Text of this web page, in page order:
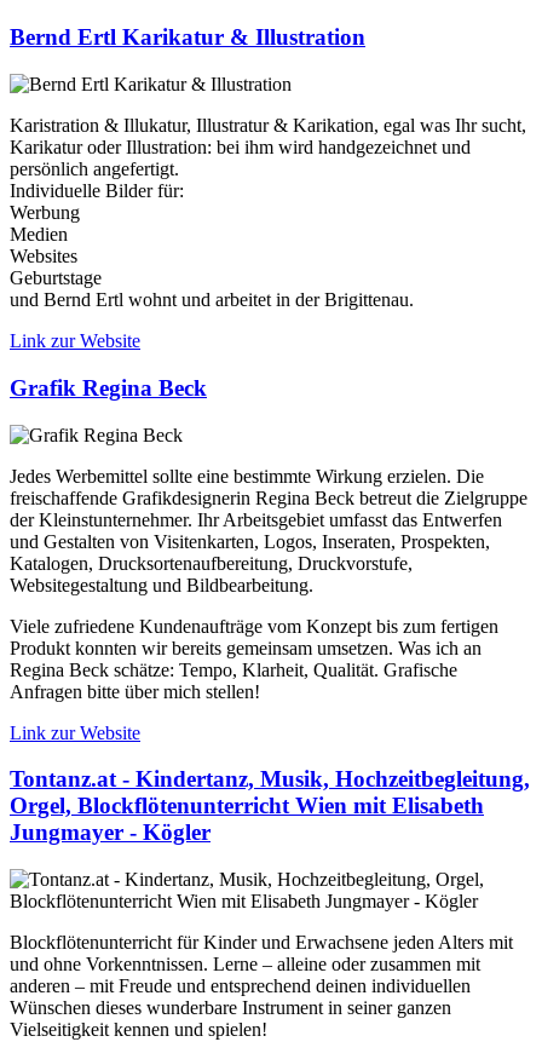
Bernd Ertl Karikatur & Illustration
Karistration & Illukatur, Illustratur & Karikation, egal was Ihr sucht,
Karikatur oder Illustration: bei ihm wird handgezeichnet und
persönlich angefertigt.
Individuelle Bilder für:
Werbung
Medien
Websites
Geburtstage
und Bernd Ertl wohnt und arbeitet in der Brigittenau.
Link zur Website
Grafik Regina Beck
Jedes Werbemittel sollte eine bestimmte Wirkung erzielen. Die
freischaffende Grafikdesignerin Regina Beck betreut die Zielgruppe
der Kleinstunternehmer. Ihr Arbeitsgebiet umfasst das Entwerfen
und Gestalten von Visitenkarten, Logos, Inseraten, Prospekten,
Katalogen, Drucksortenaufbereitung, Druckvorstufe,
Websitegestaltung und Bildbearbeitung.
Viele zufriedene Kundenaufträge vom Konzept bis zum fertigen
Produkt konnten wir bereits gemeinsam umsetzen. Was ich an
Regina Beck schätze: Tempo, Klarheit, Qualität. Grafische
Anfragen bitte über mich stellen!
Link zur Website
Tontanz.at - Kindertanz, Musik, Hochzeitbegleitung,
Orgel, Blockflötenunterricht Wien mit Elisabeth
Jungmayer - Kögler
Blockflötenunterricht für Kinder und Erwachsene jeden Alters mit
und ohne Vorkenntnissen. Lerne – alleine oder zusammen mit
anderen – mit Freude und entsprechend deinen individuellen
Wünschen dieses wunderbare Instrument in seiner ganzen
Vielseitigkeit kennen und spielen!